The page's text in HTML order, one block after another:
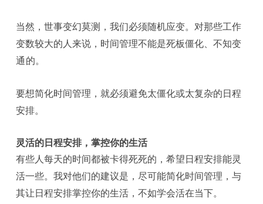
当然，世事变幻莫测，我们必须随机应变。对那些工作
变数较大的人来说，时间管理不能是死板僵化、不知变
通 的。
要想简化时间管理，就必须避免太僵化或太复杂的日程
安排。
灵活的日程安排，掌控你的生活
有些人每天的时间都被卡得死死的，希望日程安排能灵
活一些。我对他们的建议是，尽可能简化时间管理，与
其让日程安排掌控你的生活，不如学会活在当下。